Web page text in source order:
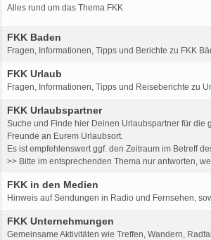
Alles rund um das Thema FKK
FKK Baden
Fragen, Informationen, Tipps und Berichte zu FKK
FKK Urlaub
Fragen, Informationen, Tipps und Reiseberichte zu
FKK Urlaubspartner
Suche und Finde hier Deinen Urlaubspartner für die
Freunde an Eurem Urlaubsort.
Es ist empfehlenswert ggf. den Zeitraum im Betreff
>> Bitte im entsprechenden Thema nur antworten,
FKK in den Medien
Hinweis auf Sendungen in Radio und Fernsehen,
FKK Unternehmungen
Gemeinsame Aktivitäten wie Treffen, Wandern,